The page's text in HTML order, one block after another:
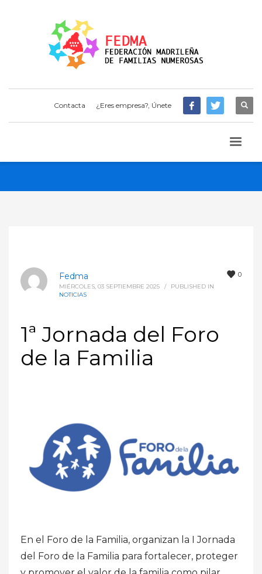
Contacta ¿Eres empresa?, Únete
0
Fedma
MIÉRCOLES, 03 SEPTIEMBRE 2025 /
PUBLISHED IN
NOTICIAS
1ª Jornada del Foro
de la Familia
En el Foro de la Familia, organizan la I Jornada
del Foro de la Familia para fortalecer, proteger